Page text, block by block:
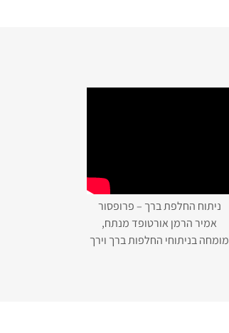
ניתוח החלפת ברך – פרופסור
אמיר הרמן אורטופד מנתח,
מומחה בניתוחי החלפות ברך וירך